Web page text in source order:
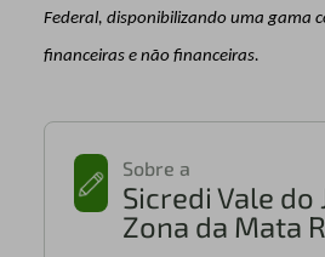
Federal, disponibilizando uma gama
financeiras e não financeiras.
Sobre a
Sicredi Vale do
Zona da Mata